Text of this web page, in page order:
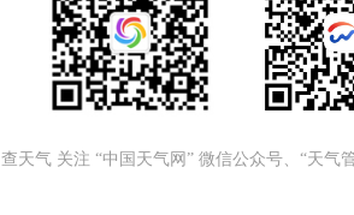
查天气 关注 “中国天气网” 微信公众号、“天气